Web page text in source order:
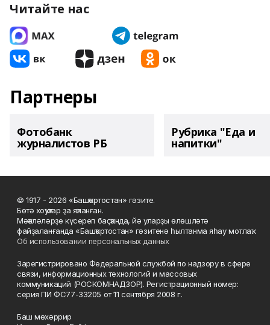
Читайте нас
Партнеры
Фотобанк
журналистов РБ
Рубрика "Еда и
напитки"
© 1917 - 2026 «Башҡортостан» гәзите.
Бөтә хоҡуҡтар ҙа яҡланған.
Мәҡәләләрҙе күсереп баҫҡанда, йә уларҙы өлөшләтә
файҙаланғанда «Башҡортостан» гәзитенә һылтанма яһау мотлаҡ.
Об использовании персональных данных
Зарегистрировано Федеральной службой по надзору в сфере
связи, информационных технологий и массовых
коммуникаций (РОСКОМНАДЗОР). Регистрационный номер:
серия ПИ ФС77-33205 от 11 сентября 2008 г.
Баш мөхәррир